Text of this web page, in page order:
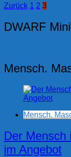
der
Beiträge
Zurück 1 2 3
DWARF
Mensch.
Mensch.
Der Mensch
im Angebot